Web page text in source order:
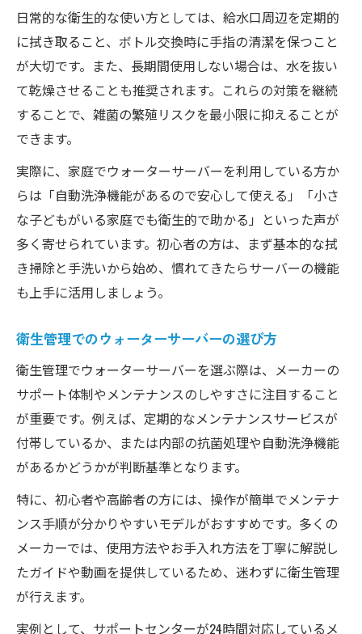
日常的な衛生的な使い方としては、給水口周辺を定期的
に拭き取ること、ボトル交換時に手指の清潔を保つこと
が大切です。また、長期間使用しない場合は、水を抜い
て乾燥させることも推奨されます。これらの対策を継続
することで、雑菌の繁殖リスクを最小限に抑えることが
できます。
実際に、家庭でウォーターサーバーを利用している方か
らは「自動洗浄機能があるので安心して使える」「小さ
な子どもがいる家庭でも衛生的で助かる」といった声が
多く寄せられています。初心者の方は、まず基本的な拭
き掃除と手洗いから始め、慣れてきたらサーバーの機能
も上手に活用しましょう。
衛生管理でのウォーターサーバーの選び方
衛生管理でウォーターサーバーを選ぶ際は、メーカーの
サポート体制やメンテナンスのしやすさに注目すること
が重要です。例えば、定期的なメンテナンスサービスが
付帯しているか、または内部の抗菌処理や自動洗浄機能
があるかどうかが判断基準となります。
特に、初心者や高齢者の方には、操作が簡単でメンテナ
ンス手順が分かりやすいモデルがおすすめです。多くの
メーカーでは、使用方法やお手入れ方法を丁寧に解説し
たガイドや動画を提供しているため、迷わずに衛生管理
が行えます。
実例として、サポートセンターが24時間対応しているメ